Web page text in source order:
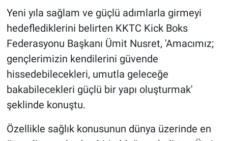
Yeni yıla sağlam ve güçlü adımlarla girmeyi
hedeflediklerini belirten KKTC Kick Boks
Federasyonu Başkanı Ümit Nusret, 'Amacımız;
gençlerimizin kendilerini güvende
hissedebilecekleri, umutla geleceğe
bakabilecekleri güçlü bir yapı oluşturmak'
şeklinde konuştu.
Özellikle sağlık konusunun dünya üzerinde en